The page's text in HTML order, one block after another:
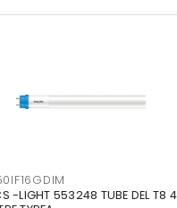
-LIGHT 553248 TUBE DEL T8